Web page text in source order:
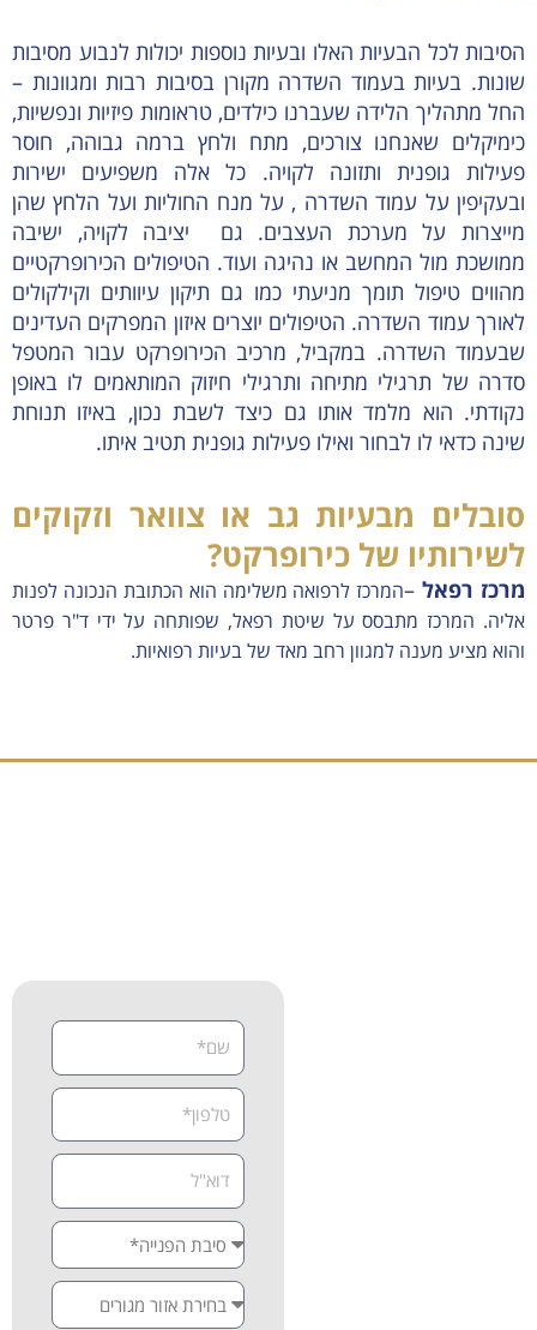
הסיבות לכל הבעיות האלו ובעיות נוספות יכולות לנבוע מסיבות
שונות. בעיות בעמוד השדרה מקורן בסיבות רבות ומגוונות –
החל מתהליך הלידה שעברנו כילדים, טראומות פיזיות ונפשיות,
כימיקלים שאנחנו צורכים, מתח ולחץ ברמה גבוהה, חוסר
פעילות גופנית ותזונה לקויה. כל אלה משפיעים ישירות
ובעקיפין על עמוד השדרה , על מנח החוליות ועל הלחץ שהן
מייצרות על מערכת העצבים. גם יציבה לקויה, ישיבה
ממושכת מול המחשב או נהיגה ועוד. הטיפולים הכירופרקטיים
מהווים טיפול תומך מניעתי כמו גם תיקון עיוותים וקילקולים
לאורך עמוד השדרה. הטיפולים יוצרים איזון המפרקים העדינים
שבעמוד השדרה. במקביל, מרכיב הכירופרקט עבור המטפל
סדרה של תרגילי מתיחה ותרגילי חיזוק המותאמים לו באופן
נקודתי. הוא מלמד אותו גם כיצד לשבת נכון, באיזו תנוחת
שינה כדאי לו לבחור ואילו פעילות גופנית תטיב איתו.
סובלים מבעיות גב או צוואר וזקוקים
לשירותיו של כירופרקט?
מרכז רפאל–המרכז לרפואה משלימה הוא הכתובת הנכונה לפנות
אליה. המרכז מתבסס על שיטת רפאל, שפותחה על ידי ד"ר פרטר
והוא מציע מענה למגוון רחב מאד של בעיות רפואיות.